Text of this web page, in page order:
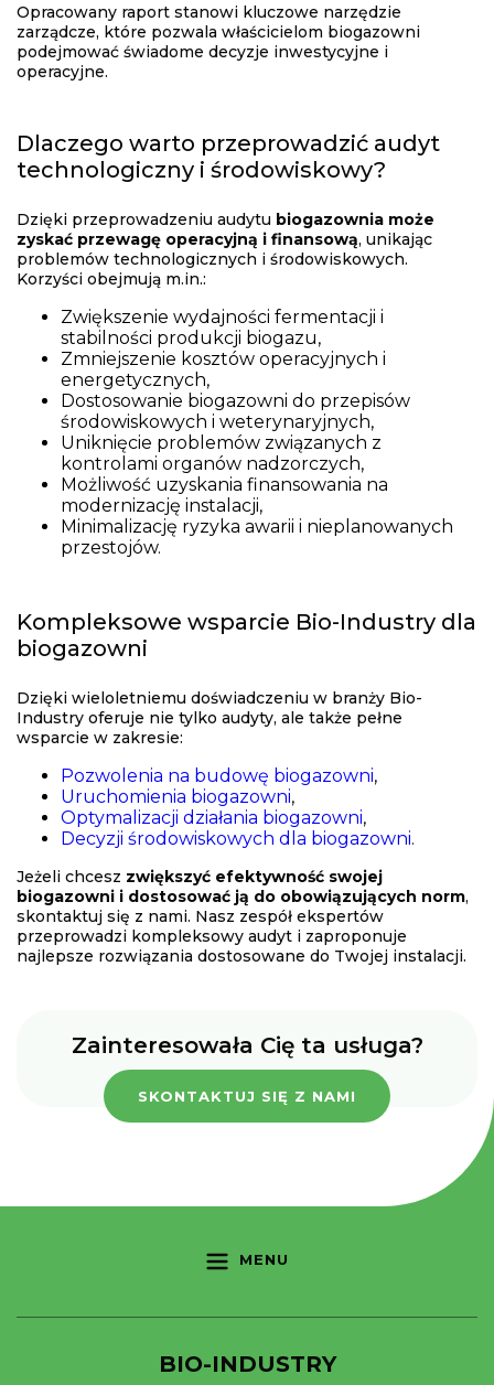
Opracowany raport stanowi kluczowe narzędzie
zarządcze, które pozwala właścicielom biogazowni
podejmować świadome decyzje inwestycyjne i
operacyjne.
Dlaczego warto przeprowadzić audyt
technologiczny i środowiskowy?
Dzięki przeprowadzeniu audytu biogazownia może
zyskać przewagę operacyjną i finansową, unikając
problemów technologicznych i środowiskowych.
Korzyści obejmują m.in.:
Zwiększenie wydajności fermentacji i
stabilności produkcji biogazu,
Zmniejszenie kosztów operacyjnych i
energetycznych,
Dostosowanie biogazowni do przepisów
środowiskowych i weterynaryjnych,
Uniknięcie problemów związanych z
kontrolami organów nadzorczych,
Możliwość uzyskania finansowania na
modernizację instalacji,
Minimalizację ryzyka awarii i nieplanowanych
przestojów.
Kompleksowe wsparcie Bio-Industry dla
biogazowni
Dzięki wieloletniemu doświadczeniu w branży Bio-
Industry oferuje nie tylko audyty, ale także pełne
wsparcie w zakresie:
Pozwolenia na budowę biogazowni,
Uruchomienia biogazowni,
Optymalizacji działania biogazowni,
Decyzji środowiskowych dla biogazowni.
Jeżeli chcesz zwiększyć efektywność swojej
biogazowni i dostosować ją do obowiązujących norm,
skontaktuj się z nami. Nasz zespół ekspertów
przeprowadzi kompleksowy audyt i zaproponuje
najlepsze rozwiązania dostosowane do Twojej instalacji.
Zainteresowała Cię ta usługa?
SKONTAKTUJ SIĘ Z NAMI
MENU
BIO-INDUSTRY